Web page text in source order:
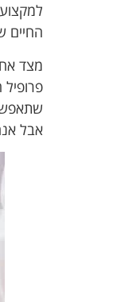
החיים
מצד
אבל